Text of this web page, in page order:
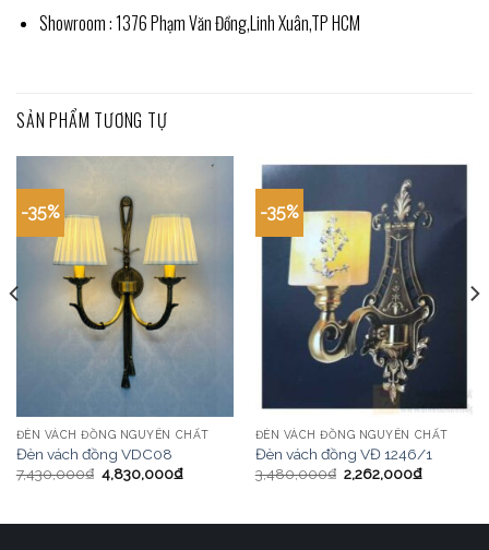
Showroom : 1376 Phạm Văn Đồng,Linh Xuân,TP HCM
SẢN PHẨM TƯƠNG TỰ
-35%
ĐÈN VÁCH ĐỒNG NGUYÊN CHẤT
Đèn vách đồng VDC08
7,430,000₫ 4,830,000₫
-35%
ĐÈN VÁCH ĐỒNG NGUYÊN CHẤT
Đèn vách đồng VĐ 1246/1
3,480,000₫ 2,262,000₫